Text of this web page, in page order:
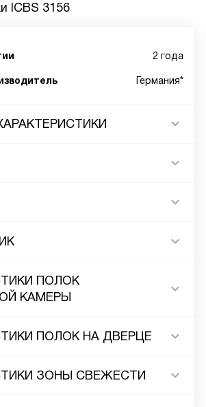
ICBS 3156
2 года
Германия*
ПОЛОК
КАМЕРЫ
ПОЛОК НА ДВЕРЦЕ
ЗОНЫ СВЕЖЕСТИ